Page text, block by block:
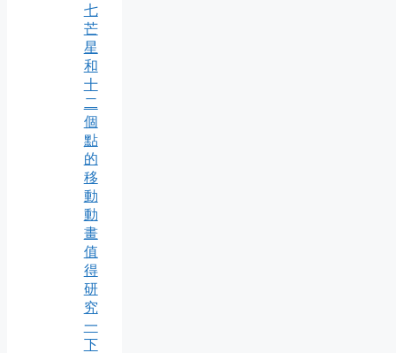
七
芒
星
和
十
二
個
點
的
移
動
動
畫
值
得
研
究
一
下